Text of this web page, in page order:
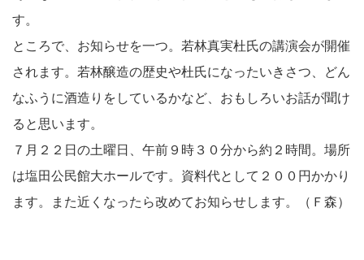
す。
ところで、お知らせを一つ。若林真実杜氏の講演会が開催
されます。若林醸造の歴史や杜氏になったいきさつ、どん
なふうに酒造りをしているかなど、おもしろいお話が聞け
ると思います。
７月２２日の土曜日、午前９時３０分から約２時間。場所
は塩田公民館大ホールです。資料代として２００円かかり
ます。また近くなったら改めてお知らせします。（Ｆ森）